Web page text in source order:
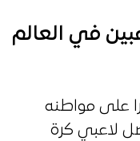
في العالم
على مواطنه
لاعبي كرة